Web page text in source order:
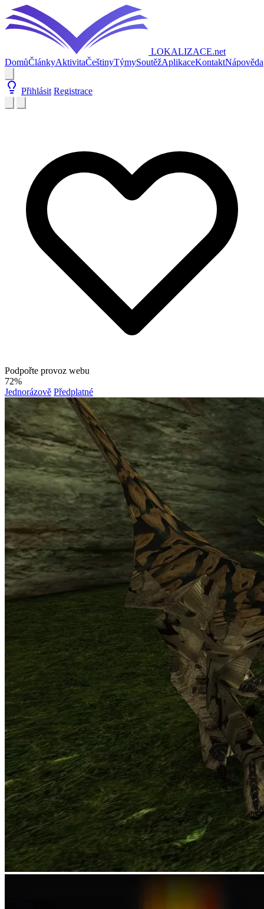
LOKALIZACE.net
DomůČlánkyAktivitaČeštinyTýmySoutěžAplikaceKontaktNápověda
Přihlásit Registrace
Podpořte provoz webu
72%
Jednorázově Předplatné